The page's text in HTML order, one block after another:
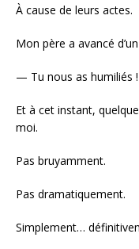
À cause de leurs actes.
Mon père a avancé
— Tu nous as humiliés !
Et à cet instant,
moi.
Pas bruyamment.
Pas dramatiquement.
Simplement…